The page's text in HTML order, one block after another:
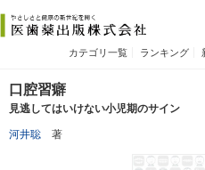
カテゴリ一覧 ランキング
口腔習癖
見逃してはいけない小児期のサイン
河井聡 著